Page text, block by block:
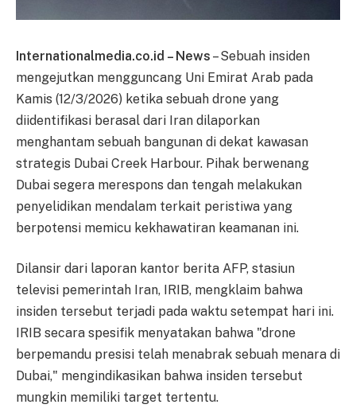
Internationalmedia.co.id – News – Sebuah insiden
mengejutkan mengguncang Uni Emirat Arab pada
Kamis (12/3/2026) ketika sebuah drone yang
diidentifikasi berasal dari Iran dilaporkan
menghantam sebuah bangunan di dekat kawasan
strategis Dubai Creek Harbour. Pihak berwenang
Dubai segera merespons dan tengah melakukan
penyelidikan mendalam terkait peristiwa yang
berpotensi memicu kekhawatiran keamanan ini.
Dilansir dari laporan kantor berita AFP, stasiun
televisi pemerintah Iran, IRIB, mengklaim bahwa
insiden tersebut terjadi pada waktu setempat hari ini.
IRIB secara spesifik menyatakan bahwa "drone
berpemandu presisi telah menabrak sebuah menara di
Dubai," mengindikasikan bahwa insiden tersebut
mungkin memiliki target tertentu.